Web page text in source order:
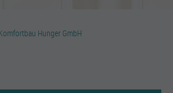
Hunger GmbH